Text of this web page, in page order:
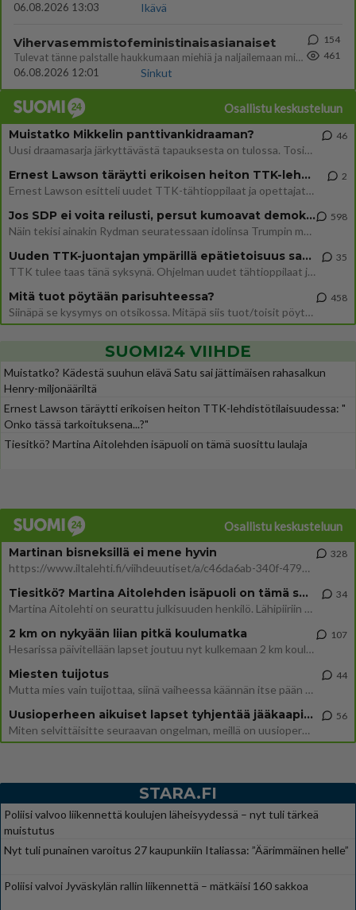
06.08.2026 13:03
Ikävä
Vihervasemmistofeministinaisasianaiset
Tulevat tänne palstalle haukkumaan miehiä ja naljailemaan miehelle, kehuvat olevansa heitä parempia. Itse asuvat MIEHE
06.08.2026 12:01
Sinkut
154
461
Osallistu keskusteluun
Muistatko Mikkelin panttivankidraaman?
Uusi draamasarja järkyttävästä tapauksesta on tulossa. Tositapahtumiin perustuva sarja ammentaa vuoden 1986 Mikkelin pan
46
Ernest Lawson täräytti erikoisen heiton TTK-lehdistötilaisuudessa: " Onko tässä tarkoituksena...?"
Ernest Lawson esitteli uudet TTK-tähtioppilaat ja opettajat torstaina 6.8. lehdistölle. Tulevalla kaudella on yksi hausk
2
Jos SDP ei voita reilusti, persut kumoavat demokratian Suomesta
Näin tekisi ainakin Rydman seuratessaan idolinsa Trumpin mallia https://www.is.fi/politiikka/art-2000012187244.html
598
Uuden TTK-juontajan ympärillä epätietoisuus sakenee - Nyt MTV hämmentää soppaa
TTK tulee taas tänä syksynä. Ohjelman uudet tähtioppilaat julkistetaan torstaina 6. elokuuta klo 14 alkavassa lehdistö
35
Mitä tuot pöytään parisuhteessa?
Siinäpä se kysymys on otsikossa. Mitäpä siis tuot/toisit pöytään parisuhteessa? Oletko mies vai nainen? Koetko sen mitä
458
SUOMI24 VIIHDE
Muistatko? Kädestä suuhun elävä Satu sai jättimäisen rahasalkun
Henry-miljonääriltä
Ernest Lawson täräytti erikoisen heiton TTK-lehdistötilaisuudessa: "
Onko tässä tarkoituksena...?"
Tiesitkö? Martina Aitolehden isäpuoli on tämä suosittu laulaja
Osallistu keskusteluun
Martinan bisneksillä ei mene hyvin
https://www.iltalehti.fi/viihdeuutiset/a/c46da6ab-340f-4790-aaa7-0865eed2336 Yrityksen konkurssihakemus on tullut kärä
328
Tiesitkö? Martina Aitolehden isäpuoli on tämä suosittu laulaja
Martina Aitolehti on seurattu julkisuuden henkilö. Lähipiiriin mahtuu muitakin tunnettuja henkilöitä. Tiesitkö, että Ma
34
2 km on nykyään liian pitkä koulumatka
Hesarissa päivitellään lapset joutuu nyt kulkemaan 2 km kouluun jösses. Ruostefillarilla tuo matka menee vaikka miten äk
107
Miesten tuijotus
Mutta mies vain tuijottaa, siinä vaiheessa käännän itse pään pois. Mikä juttu? Yleensä jos joku tuijottaa tai katsoo, hä
44
Uusioperheen aikuiset lapset tyhjentää jääkaapin käydessään
Miten selvittäisitte seuraavan ongelman, meillä on uusioperhe, minulla teini-ikäiset lapset ja puolisolla aikuiset, jotk
56
STARA.FI
Poliisi valvoo liikennettä koulujen läheisyydessä – nyt tuli tärkeä
muistutus
Nyt tuli punainen varoitus 27 kaupunkiin Italiassa: ”Äärimmäinen helle”
Poliisi valvoi Jyväskylän rallin liikennettä – mätkäisi 160 sakkoa